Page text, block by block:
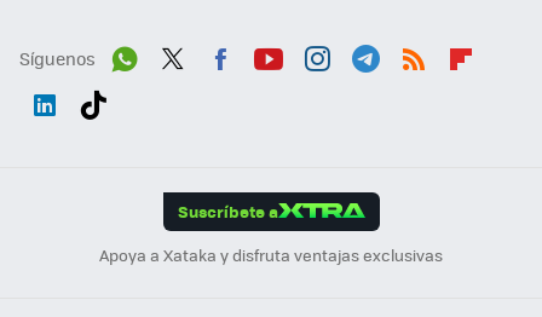
Síguenos
Suscríbete a
Apoya a Xataka y disfruta ventajas exclusivas